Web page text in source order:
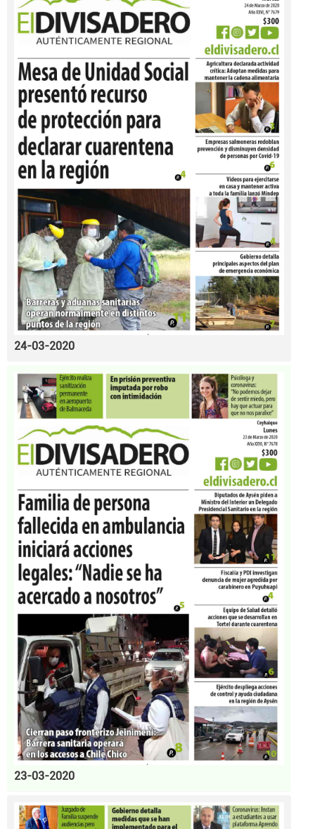
24-03-2020
23-03-2020